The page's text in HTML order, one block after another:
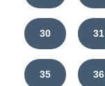
30 31
35 36